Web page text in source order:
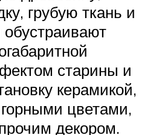
грубую ткань и
старины и
керамикой,
цветами,
декором.